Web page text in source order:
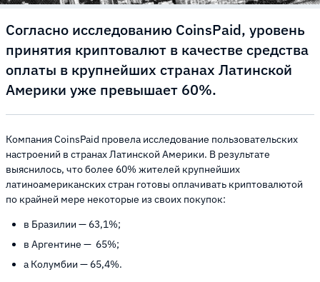
Согласно исследованию CoinsPaid, уровень
принятия криптовалют в качестве средства
оплаты в крупнейших странах Латинской
Америки уже превышает 60%.
Компания CoinsPaid провела исследование пользовательских
настроений в странах Латинской Америки. В результате
выяснилось, что более 60% жителей крупнейших
латиноамериканских стран готовы оплачивать криптовалютой
по крайней мере некоторые из своих покупок:
в Бразилии — 63,1%;
в Аргентине — 65%;
а Колумбии — 65,4%.